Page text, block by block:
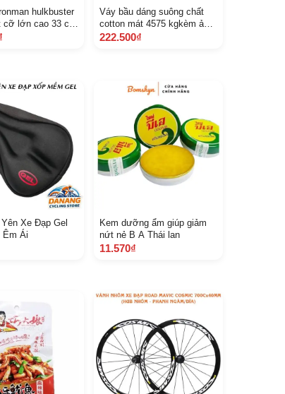
hulkbuster
cỡ lớn cao 33 cm
chat chọn
Váy bầu dáng suông chất
cotton mát 4575 kgkèm ảnh
thật
222.500₫
Xe Đạp Gel
Êm Ái
Kem dưỡng ẩm giúp giảm
nứt nẻ B A Thái lan
11.570₫